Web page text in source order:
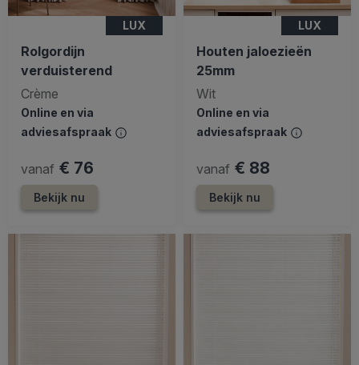
LUX
Rolgordijn
verduisterend
Crème
Online en via
adviesafspraak
vanaf € 76
Bekijk nu
LUX
Houten jaloezieën
25mm
Wit
Online en via
adviesafspraak
vanaf € 88
Bekijk nu